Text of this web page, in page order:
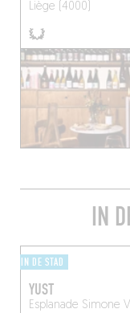
Liège (4000)
IN
IN DE STAD
YUST
Esplanade Simone